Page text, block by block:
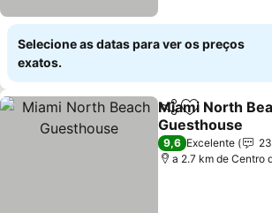
Selecione as datas para ver os preços
exatos.
PartilharAdicionar
Miami North
Guesthouse
Ver preços
9,6 Excelente
23
a 2.7 km de Centro